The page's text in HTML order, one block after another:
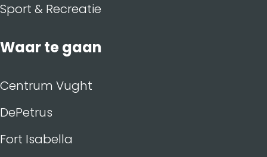
Sport & Recreatie
Waar te gaan
Centrum Vught
DePetrus
Fort Isabella